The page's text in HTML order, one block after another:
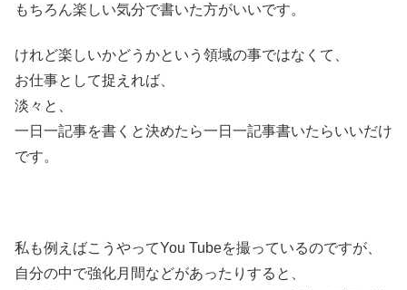
もちろん楽しい気分で書いた方がいいです。
けれど楽しいかどうかという領域の事ではなくて、
お仕事として捉えれば、
淡々と、
一日一記事を書くと決めたら一日一記事書いたらいいだけ
です。
私も例えばこうやってYou Tubeを撮っているのですが、
自分の中で強化月間などがあったりすると、